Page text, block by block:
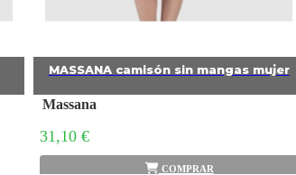
MASSANA camisón sin mangas mujer
Massana
31,10 €
COMPRAR